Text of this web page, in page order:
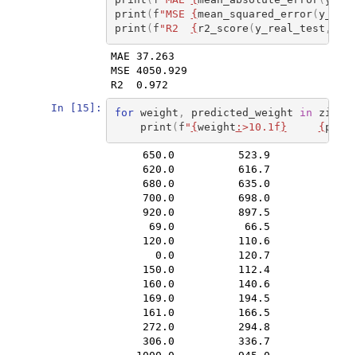
print ( f "MSE { mean_squared_error(
print ( f "R2 { r2_score ( y_real_test ,
MAE 37.263
MSE 4050.929
In [15]:
for weight , predicted_weight in zip
print ( f " { weight : >10.1f } {
     650.0          523.9
     620.0          616.7
     680.0          635.0
     700.0          698.0
     920.0          897.5
      69.0           66.5
     120.0          110.6
       0.0          120.7
     150.0          112.4
     160.0          140.6
     169.0          194.5
     161.0          166.5
     272.0          294.8
     306.0          336.7